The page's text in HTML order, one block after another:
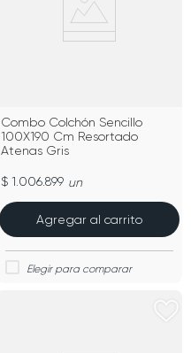
Combo Colchón Sencillo
100X190 Cm Resortado
Atenas Gris
$ 1.006.899 un
Agregar al carrito